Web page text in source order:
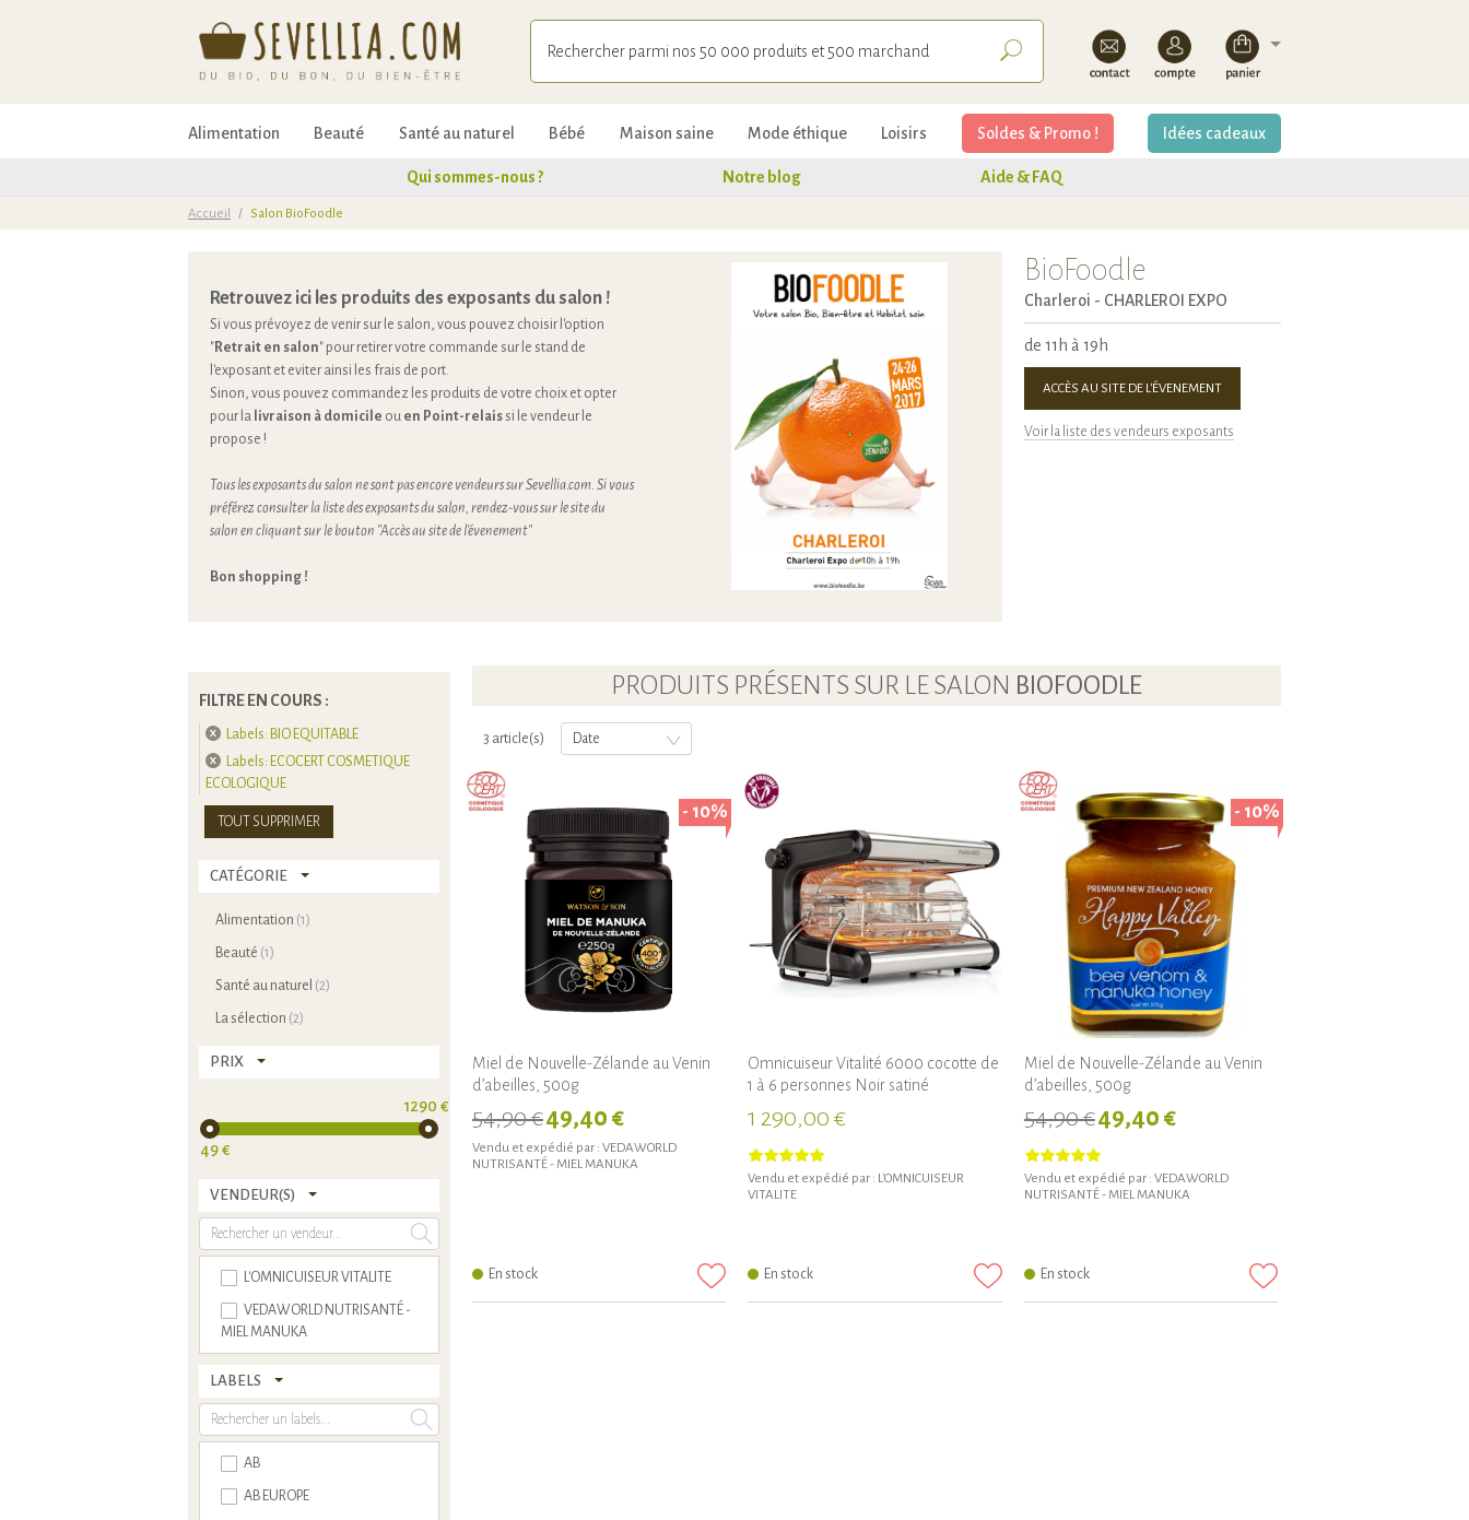
Alimentation Beauté Santé au naturel Bébé Maison saine Mode éthique Loisirs Idées cadeaux
Soldes & Promo !
Qui sommes-nous ? Notre blog Aide & FAQ
Accueil / Salon BioFoodle
Retrouvez ici les produits des exposants du salon !
Si vous prévoyez de venir sur le salon, vous pouvez choisir l'option
"Retrait en salon" pour retirer votre commande sur le stand de
l'exposant et eviter ainsi les frais de port.
Sinon, vous pouvez commandez les produits de votre choix et opter
pour la livraison à domicile ou en Point-relais si le vendeur le
propose !
Tous les exposants du salon ne sont pas encore vendeurs sur Sevellia.com. Si vous
préférez consulter la liste des exposants du salon, rendez-vous sur le site du
salon en cliquant sur le bouton "Accès au site de l'évenement"
Bon shopping !
BioFoodle
Charleroi - CHARLEROI EXPO
de 11h à 19h
ACCÈS AU SITE DE L'ÉVENEMENT
Voir la liste des vendeurs exposants
FILTRE EN COURS :
Labels: BIO EQUITABLE
Labels: ECOCERT COSMETIQUE
ECOLOGIQUE
TOUT SUPPRIMER
CATÉGORIE
Alimentation (1)
Beauté (1)
Santé au naturel (2)
La sélection (2)
PRIX
49 €
1290 €
VENDEUR(S)
L'OMNICUISEUR VITALITE
VEDAWORLD NUTRISANTÉ -
MIEL MANUKA
LABELS
AB
AB EUROPE
PRODUITS PRÉSENTS SUR LE SALON BIOFOODLE
3 article(s) Date
- 10%
Miel de Nouvelle-Zélande au Venin
d’abeilles, 500g
54,90 €49,40 €
Vendu et expédié par : VEDAWORLD
NUTRISANTÉ - MIEL MANUKA
En stock
Omnicuiseur Vitalité 6000 cocotte de
1 à 6 personnes Noir satiné
1 290,00 €
Vendu et expédié par : L'OMNICUISEUR
VITALITE
En stock
- 10%
Miel de Nouvelle-Zélande au Venin
d’abeilles, 500g
54,90 €49,40 €
Vendu et expédié par : VEDAWORLD
NUTRISANTÉ - MIEL MANUKA
En stock